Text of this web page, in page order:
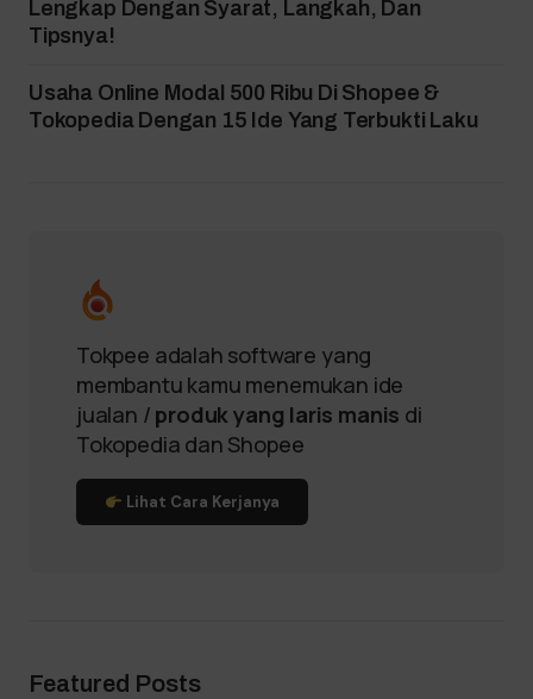
Lengkap Dengan Syarat, Langkah, Dan
Tipsnya!
Usaha Online Modal 500 Ribu Di Shopee &
Tokopedia Dengan 15 Ide Yang Terbukti Laku
Tokpee adalah software yang
membantu kamu menemukan ide
jualan / produk yang laris manis di
Tokopedia dan Shopee
Lihat Cara Kerjanya
Featured Posts